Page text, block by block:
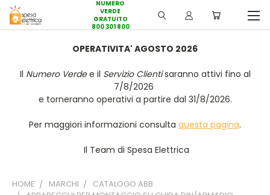
NUMERO
VERDE
GRATUITO
800 301 800
OPERATIVITA' AGOSTO 2026
Il Numero Verdee il Servizio Clientisaranno attivi fino al
7/8/2026
e torneranno operativi a partire dal 31/8/2026.
Per maggiori informazioni consulta questa pagina.
Il Team di Spesa Elettrica
HOME MARCHI
CATALOGO ABB